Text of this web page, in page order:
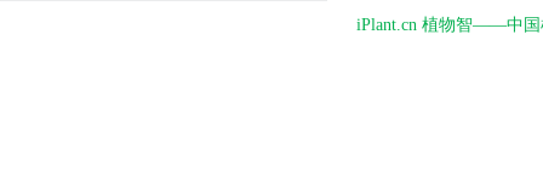
iPlant.cn 植物智——中国